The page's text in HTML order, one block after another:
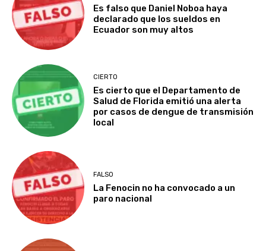
Es falso que Daniel Noboa haya
declarado que los sueldos en
Ecuador son muy altos
CIERTO
Es cierto que el Departamento de
Salud de Florida emitió una alerta
por casos de dengue de transmisión
local
FALSO
La Fenocin no ha convocado a un
paro nacional